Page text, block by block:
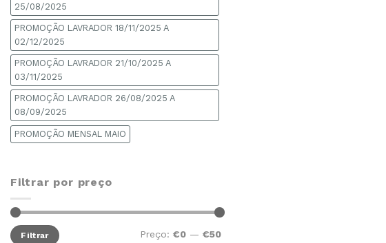
25/08/2025
PROMOÇÃO LAVRADOR 18/11/2025 A
02/12/2025
PROMOÇÃO LAVRADOR 21/10/2025 A
03/11/2025
PROMOÇÃO LAVRADOR 26/08/2025 A
08/09/2025
PROMOÇÃO MENSAL MAIO
Filtrar por preço
Filtrar Preço: €0 — €50